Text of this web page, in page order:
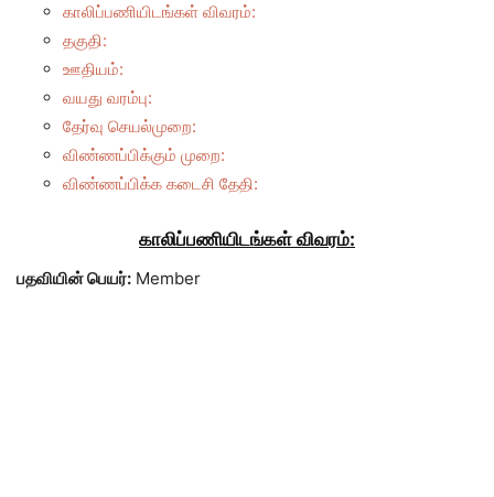
காலிப்பணியிடங்கள் விவரம்:
தகுதி:
ஊதியம்:
வயது வரம்பு:
தேர்வு செயல்முறை:
விண்ணப்பிக்கும் முறை:
விண்ணப்பிக்க கடைசி தேதி:
காலிப்பணியிடங்கள் விவரம்:
பதவியின் பெயர்: Member